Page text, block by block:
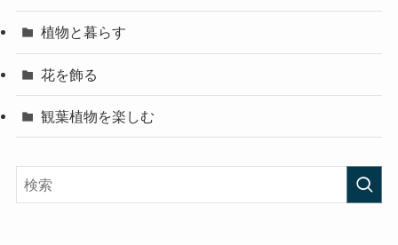
植物と暮らす
花を飾る
観葉植物を楽しむ